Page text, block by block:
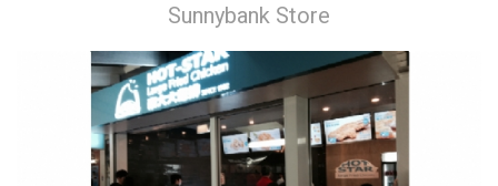
Sunnybank Store